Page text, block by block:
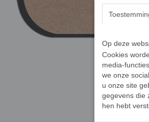
Op deze
Cookies
media-
we onze
u onze site
gegevens die
hen hebt